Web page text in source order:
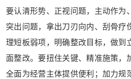
要认清形势、正视问题，主动作为
突出问题，拿出刀刃向内、刮骨疗
理短板弱项，明确整改目标，做到
面整改。要扭住关键、精准施策，
全面为经营主体提供便利；加力规